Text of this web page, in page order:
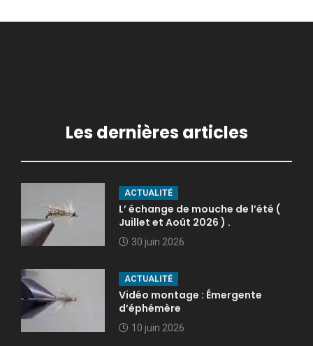
Les dernières articles
ACTUALITÉ
L’ échange de mouche de l’été (
Juillet et Août 2026 ) .
30 juin 2026
ACTUALITÉ
Vidéo montage : Émergente
d’éphémère
10 juin 2026